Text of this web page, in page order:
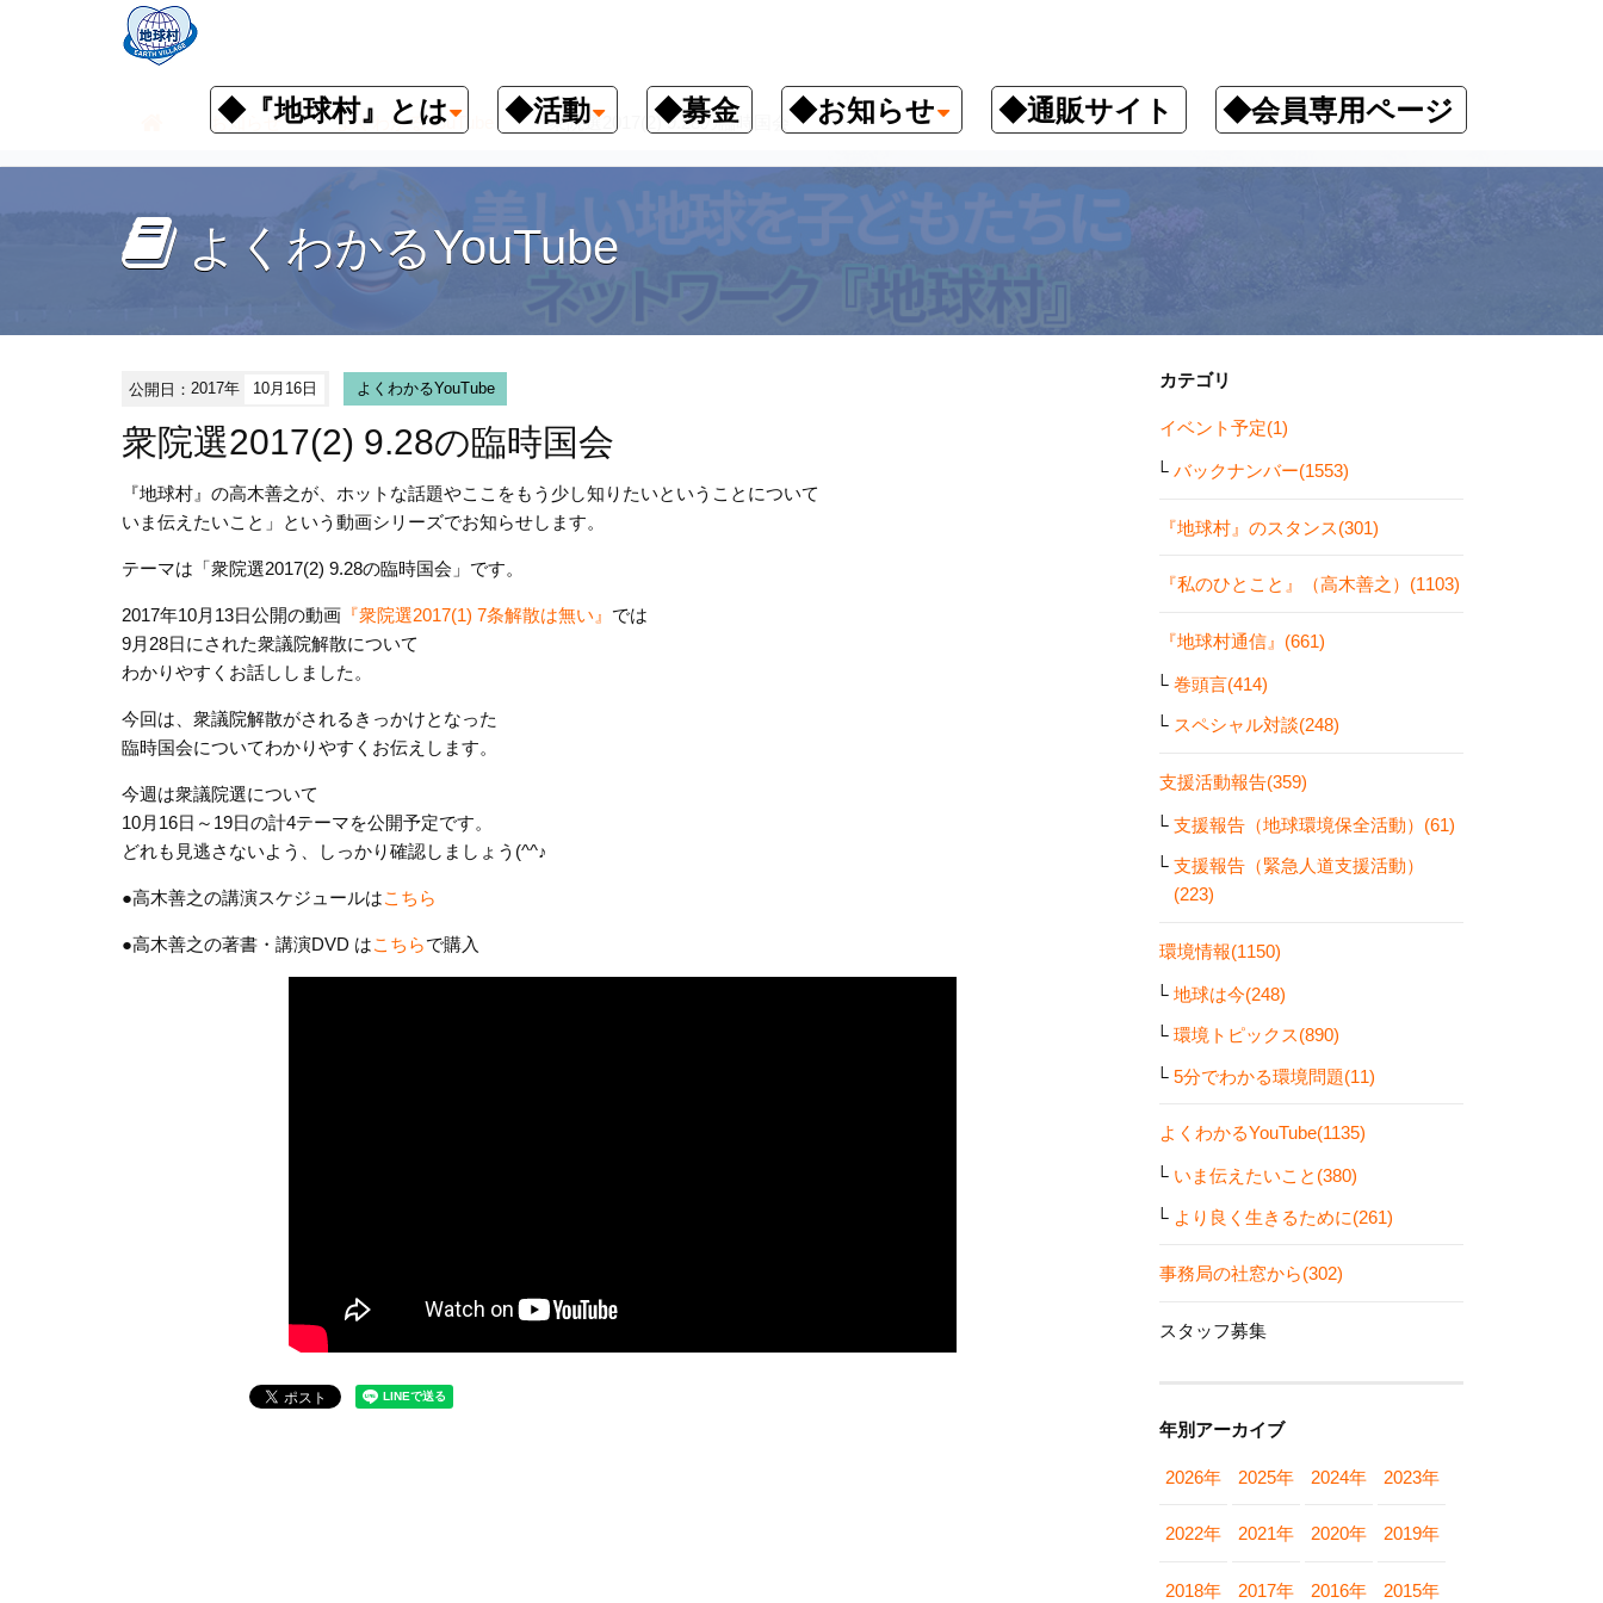
◆『地球村』とは ◆活動 ◆募金 ◆お知らせ ◆通販サイト ◆会員専用ページ
お知らせ よくわかるYouTube 衆院選2017(2) 9.28の臨時国会
よくわかるYouTube
公開日：2017年 10月16日 よくわかるYouTube
衆院選2017(2) 9.28の臨時国会
『地球村』の高木善之が、ホットな話題やここをもう少し知りたいということについて
いま伝えたいこと」という動画シリーズでお知らせします。
テーマは「衆院選2017(2) 9.28の臨時国会」です。
2017年10月13日公開の動画 『衆院選2017(1) 7条解散は無い』 では
9月28日にされた衆議院解散について
わかりやすくお話ししました。
今回は、衆議院解散がされるきっかけとなった
臨時国会についてわかりやすくお伝えします。
今週は衆議院選について
10月16日～19日の計4テーマを公開予定です。
どれも見逃さないよう、しっかり確認しましょう(^^♪
●高木善之の講演スケジュールはこちら
●高木善之の著書・講演DVD はこちらで購入
カテゴリ
イベント予定(1)
バックナンバー(1553)
『地球村』のスタンス(301)
『私のひとこと』（高木善之）(1103)
『地球村通信』(661)
巻頭言(414)
スペシャル対談(248)
支援活動報告(359)
支援報告（地球環境保全活動）(61)
支援報告（緊急人道支援活動）
(223)
環境情報(1150)
地球は今(248)
環境トピックス(890)
5分でわかる環境問題(11)
よくわかるYouTube(1135)
いま伝えたいこと(380)
より良く生きるために(261)
事務局の社窓から(302)
スタッフ募集
年別アーカイブ
2026年 2025年 2024年 2023年
2022年 2021年 2020年 2019年
2018年 2017年 2016年 2015年